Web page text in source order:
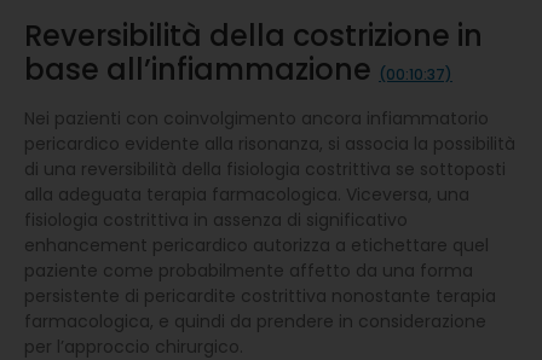
Reversibilità della costrizione in
base all’infiammazione (00:10:37)
Nei pazienti con coinvolgimento ancora infiammatorio
pericardico evidente alla risonanza, si associa la possibilità
di una reversibilità della fisiologia costrittiva se sottoposti
alla adeguata terapia farmacologica. Viceversa, una
fisiologia costrittiva in assenza di significativo
enhancement pericardico autorizza a etichettare quel
paziente come probabilmente affetto da una forma
persistente di pericardite costrittiva nonostante terapia
farmacologica, e quindi da prendere in considerazione
per l’approccio chirurgico.